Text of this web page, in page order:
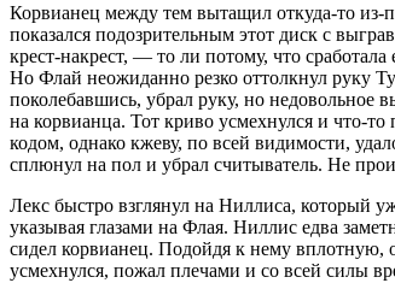
Корвианец между тем вытащил откуда-то из-
показался подозрительным этот диск с
крест-накрест, — то ли потому, что
Но Флай неожиданно резко оттолкнул руку
поколебавшись, убрал руку, но
на корвианца. Тот криво усмехнулся и что-
кодом, однако кжеву, по всей видимости,
сплюнул на пол и убрал считыватель. Не
Лекс быстро взглянул на Ниллиса, который
указывая глазами на Флая. Ниллис едва
сидел корвианец. Подойдя к нему вплотную,
усмехнулся, пожал плечами и со всей силы